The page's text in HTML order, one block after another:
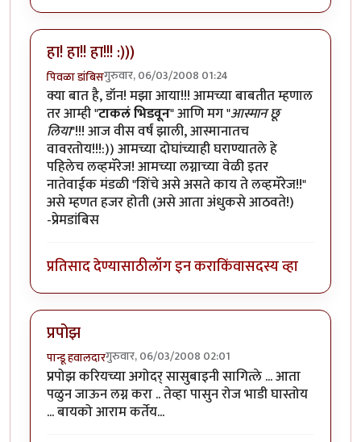
हा! हा!! हा!!! :)))
पिवळा डांबिसगुरुवार, 06/03/2008 01:24
क्या बात है, डॉन! मझा आया!!! आमच्या बाबतीत म्हणाल
तर आम्ही "टाकलं भिडवून" आणि मग "आस्मान छू
लिया"!!! आज वीस वर्षं झाली, आस्मानातच
वावरतोय!!!:)) आमच्या दोघांच्याही घराण्यातले हे
पहिलेच लव्हमॅरेज! आमच्या लग्नाच्या वेळी इतर
नातेवाईक मंडळी "शिंचे असे असते काय ते लव्हमॅरेज!!"
असे म्हणत हजर होती (असे आता अंधुकसे आठवते!)
-प्रेमडांबिस
प्रतिसाद देण्यासाठीलॉग इन कराकिंवासदस्य व्हा
प्रपोझ
पान्डू हवालदारगुरुवार, 06/03/2008 02:01
प्रपोझ करियच्या अगोदर् सासुबाइनी सागित्ले ... आता
पळुन जाऊन लग्न करा .. तेव्हा पासुन रोज भाडी घास्तोय
... बायको आराम कर्तेय...